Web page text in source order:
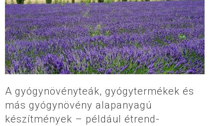
A gyógynövényteák, gyógytermékek és
más gyógynövény alapanyagú
készítmények – például étrend-